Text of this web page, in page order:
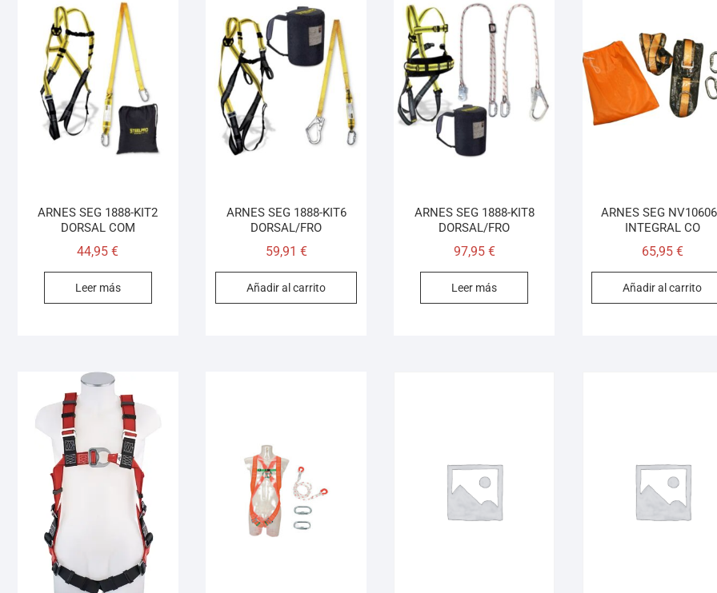
ARNES SEG 1888-KIT2
DORSAL COM
44,95€
Leer más
ARNES SEG 1888-KIT6
DORSAL/FRO
59,91 €
Añadir al carrito
ARNES SEG 1888-KIT8
DORSAL/FRO
97,95 €
Leer más
ARNES SEG
INTEGRAL CO
65,95 €
Añadir al carrito